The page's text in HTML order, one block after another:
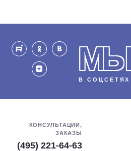
МЫ
В СОЦСЕТЯХ
КОНСУЛЬТАЦИИ,
ЗАКАЗЫ
(495) 221-64-63